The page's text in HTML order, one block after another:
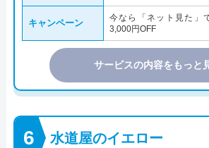
キャンペーン
今なら「ネット見た」
3,000円OFF
サービスの内容をもっと
水道屋のイエロー